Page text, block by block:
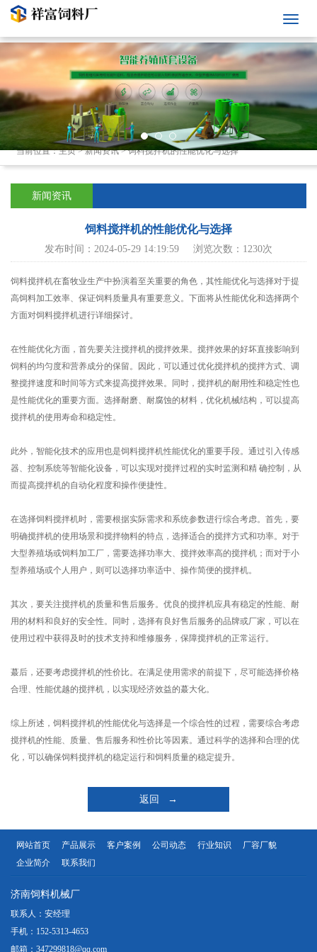
当前位置：主页>新闻资讯>饲料搅拌机的性能优化与选择
新闻资讯
饲料搅拌机的性能优化与选择
发布时间：2024-05-29 14:19:59 浏览次数：1230次
饲料搅拌机在畜牧业生产中扮演着至关重要的角色，其性能优化与选择对于提
高饲料加工效率、保证饲料质量具有重要意义。下面将从性能优化和选择两个
方面对饲料搅拌机进行详细探讨。
在性能优化方面，首先要关注搅拌机的搅拌效果。搅拌效果的好坏直接影响到
饲料的均匀度和营养成分的保留。因此，可以通过优化搅拌机的搅拌方式、调
整搅拌速度和时间等方式来提高搅拌效果。同时，搅拌机的耐用性和稳定性也
是性能优化的重要方面。选择耐磨、耐腐蚀的材料，优化机械结构，可以提高
搅拌机的使用寿命和稳定性。
此外，智能化技术的应用也是饲料搅拌机性能优化的重要手段。通过引入传感
器、控制系统等智能化设备，可以实现对搅拌过程的实时监测和精 确控制，从
而提高搅拌机的自动化程度和操作便捷性。
在选择饲料搅拌机时，需要根据实际需求和系统参数进行综合考虑。首先，要
明确搅拌机的使用场景和搅拌物料的特点，选择适合的搅拌方式和功率。对于
大型养殖场或饲料加工厂，需要选择功率大、搅拌效率高的搅拌机；而对于小
型养殖场或个人用户，则可以选择功率适中、操作简便的搅拌机。
其次，要关注搅拌机的质量和售后服务。优良的搅拌机应具有稳定的性能、耐
用的材料和良好的安全性。同时，选择有良好售后服务的品牌或厂家，可以在
使用过程中获得及时的技术支持和维修服务，保障搅拌机的正常运行。
蕞后，还要考虑搅拌机的性价比。在满足使用需求的前提下，尽可能选择价格
合理、性能优越的搅拌机，以实现经济效益的蕞大化。
综上所述，饲料搅拌机的性能优化与选择是一个综合性的过程，需要综合考虑
搅拌机的性能、质量、售后服务和性价比等因素。通过科学的选择和合理的优
化，可以确保饲料搅拌机的稳定运行和饲料质量的稳定提升。
返回 →
网站首页 产品展示 客户案例 公司动态 行业知识
厂容厂貌
企业简介
联系我们
济南饲料机械厂
联系人：安经理
手机：152-5313-4653
邮箱：347299818@qq.com